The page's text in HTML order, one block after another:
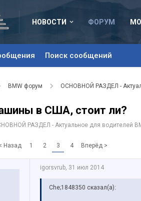
НОВОСТИ ФОРУМ
Поиск сообщений
BMW форум ОСНОВНОЙ РАЗДЕЛ -
в США, стоит ли?
РАЗДЕЛ - Актуальное для водителей
Назад 1 2 3 4 Вперёд >
igorsvrub, 31 июл 2014
Che;1848350 сказал(а):